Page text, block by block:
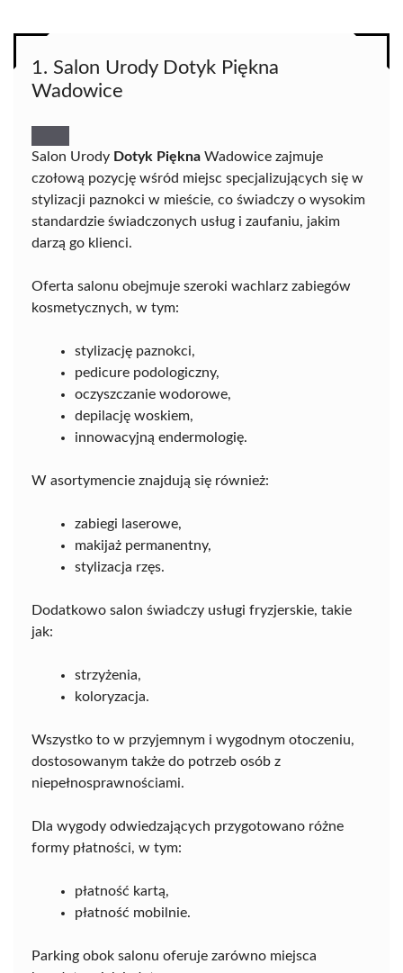
1. Salon Urody Dotyk Piękna
Wadowice
Salon Urody Dotyk Piękna Wadowice zajmuje
czołową pozycję wśród miejsc specjalizujących się w
stylizacji paznokci w mieście, co świadczy o wysokim
standardzie świadczonych usług i zaufaniu, jakim
darzą go klienci.
Oferta salonu obejmuje szeroki wachlarz zabiegów
kosmetycznych, w tym:
stylizację paznokci,
pedicure podologiczny,
oczyszczanie wodorowe,
depilację woskiem,
innowacyjną endermologię.
W asortymencie znajdują się również:
zabiegi laserowe,
makijaż permanentny,
stylizacja rzęs.
Dodatkowo salon świadczy usługi fryzjerskie, takie
jak:
strzyżenia,
koloryzacja.
Wszystko to w przyjemnym i wygodnym otoczeniu,
dostosowanym także do potrzeb osób z
niepełnosprawnościami.
Dla wygody odwiedzających przygotowano różne
formy płatności, w tym:
płatność kartą,
płatność mobilnie.
Parking obok salonu oferuje zarówno miejsca